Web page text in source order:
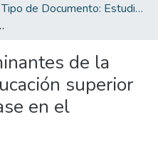
Tipo de Documento: Estudio Aplicado
con base en el SPADIES
de la
superior
en el